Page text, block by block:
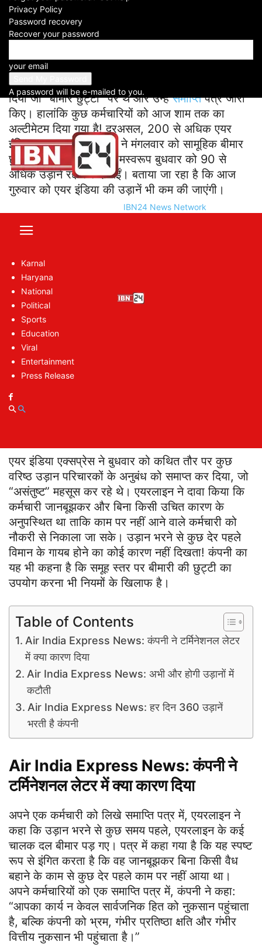
Privacy Policy
Password recovery
Recover your password
your email
A password will be e-mailed to you.
IBN24 News Network
Karnal
Haryana
National
Political
Sports
Education
Viral
Entertainment
Press Release
Facebook
बीमार छुट्टी पर गए कर्मचारियों के खिलाफ व्यापक कार्रवाई
की है। एयर इंडिया एक्सप्रेस ने 25 कर्मचारियों को निकाल
दिया जो “बीमार छुट्टी” पर थे और उन्हेंसमाप्तिपत्र जारी
किए। हालांकि कुछ कर्मचारियों को आज शाम तक का
अल्टीमेटम दिया गया है! दरअसल, 200 से अधिक एयर
इंडिया फ्लाइट क्रू सदस्यों ने मंगलवार को सामूहिक बीमार
छुट्टी ले ली, जिसके परिणामस्वरूप बुधवार को 90 से
अधिक उड़ानें रद्द कर दी गईं। बताया जा रहा है कि आज
गुरुवार को एयर इंडिया की उड़ानें भी कम की जाएंगी।
का Facebook चैनल आज ही सब्सक्राइब करें। चैनल
https://www.facebook.com/
एयर इंडिया एक्सप्रेस ने बुधवार को कथित तौर पर कुछ
वरिष्ठ उड़ान परिचारकों के अनुबंध को समाप्त कर दिया, जो
“असंतुष्ट” महसूस कर रहे थे। एयरलाइन ने दावा किया कि
कर्मचारी जानबूझकर और बिना किसी उचित कारण के
अनुपस्थित था ताकि काम पर नहीं आने वाले कर्मचारी को
नौकरी से निकाला जा सके। उड़ान भरने से कुछ देर पहले
विमान के गायब होने का कोई कारण नहीं दिखता! कंपनी का
यह भी कहना है कि समूह स्तर पर बीमारी की छुट्टी का
उपयोग करना भी नियमों के खिलाफ है।
Table of Contents
Air India Express News: कंपनी ने टर्मिनेशनल लेटर
में क्या कारण दिया
Air India Express News: अभी और होगी उड़ानों में
कटौती
Air India Express News: हर दिन 360 उड़ानें
भरती है कंपनी
Air India Express News: कंपनी ने
टर्मिनेशनल लेटर में क्या कारण दिया
अपने एक कर्मचारी को लिखे समाप्ति पत्र में, एयरलाइन ने
कहा कि उड़ान भरने से कुछ समय पहले, एयरलाइन के कई
चालक दल बीमार पड़ गए। पत्र में कहा गया है कि यह स्पष्ट
रूप से इंगित करता है कि वह जानबूझकर बिना किसी वैध
बहाने के काम से कुछ देर पहले काम पर नहीं आया था।
अपने कर्मचारियों को एक समाप्ति पत्र में, कंपनी ने कहा:
“आपका कार्य न केवल सार्वजनिक हित को नुकसान पहुंचाता
है, बल्कि कंपनी को भ्रम, गंभीर प्रतिष्ठा क्षति और गंभीर
वित्तीय नुकसान भी पहुंचाता है।”